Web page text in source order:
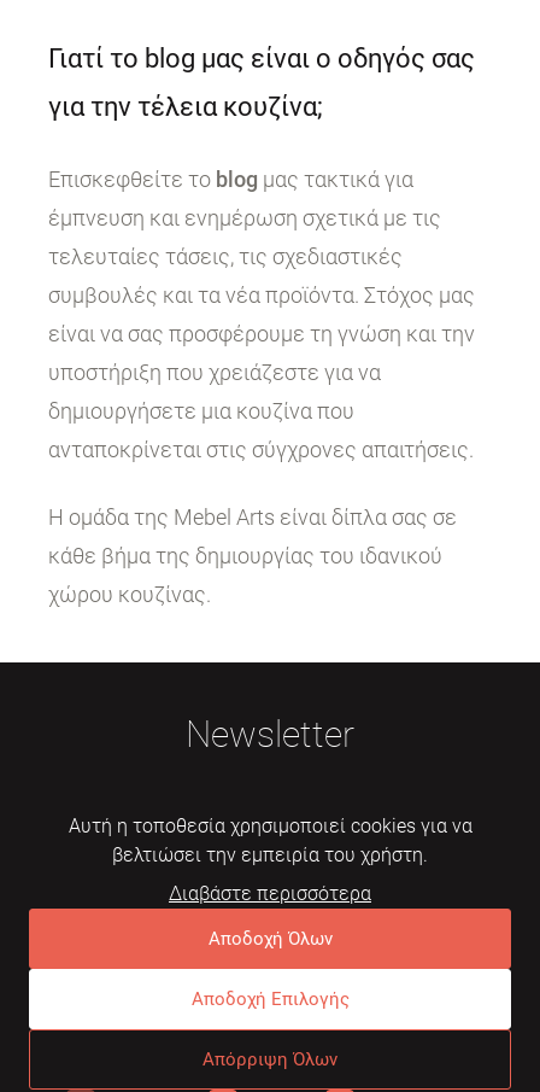
Γιατί το blog μας είναι ο οδηγός σας
για την τέλεια κουζίνα;
Επισκεφθείτε το blog μας τακτικά για
έμπνευση και ενημέρωση σχετικά με τις
τελευταίες τάσεις, τις σχεδιαστικές
συμβουλές και τα νέα προϊόντα. Στόχος μας
είναι να σας προσφέρουμε τη γνώση και την
υποστήριξη που χρειάζεστε για να
δημιουργήσετε μια κουζίνα που
ανταποκρίνεται στις σύγχρονες απαιτήσεις.
Η ομάδα της Mebel Arts είναι δίπλα σας σε
κάθε βήμα της δημιουργίας του ιδανικού
χώρου κουζίνας.
Newsletter
Εγγραφή
Συχνές ερωτήσειςΌροι χρήσης
Αυτή η τοποθεσία χρησιμοποιεί cookies για να
βελτιώσει την εμπειρία του χρήστη.
Διαβάστε περισσότερα
Αποδοχή Όλων
Αποδοχή Επιλογής
Απόρριψη Όλων